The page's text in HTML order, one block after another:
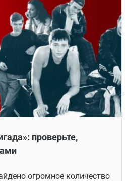
проверьте,
огромное количество